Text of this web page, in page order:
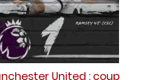
United : coup